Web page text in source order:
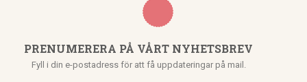
PRENUMERERA PÅ VÅRT NYHETSBREV
Fyll i din e-postadress för att få uppdateringar på mail.